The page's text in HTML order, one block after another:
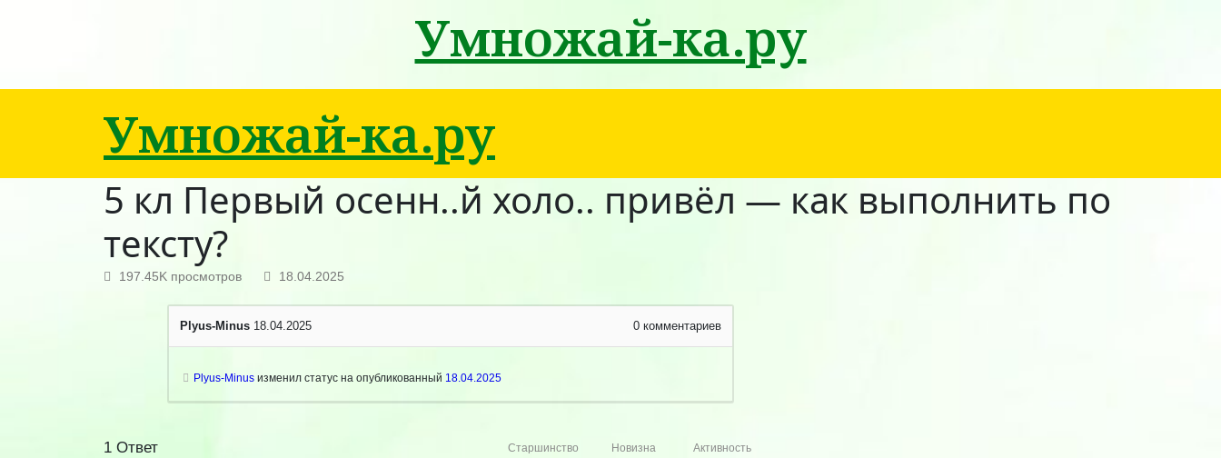
Умножай-ка.ру
Умножай-ка.ру
5 кл Первый осенн..й холо.. привёл — как выполнить по
тексту?
197.45K просмотров 18.04.2025
Plyus-Minus 18.04.2025 0 комментариев
Plyus-Minus изменил статус на опубликованный 18.04.2025
1 Ответ Активность
Новизна
Старшинство